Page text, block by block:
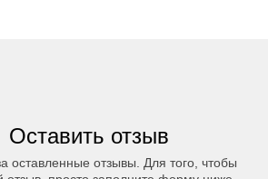
Оставить отзыв
оставленные отзывы. Для того, чтобы